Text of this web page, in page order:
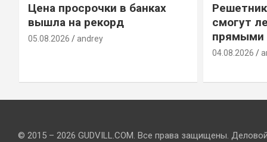
Цена просрочки в банках
вышла на рекорд
05.08.2026 andrey
смогут
прямыми
04.08.2026
© 2015 – 2026 GUDVILL.COM. Все права защищены.